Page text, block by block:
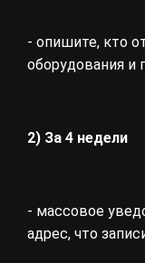
- опишите, кто
оборудования и
2) За 4 недели
- массовое
адрес, что